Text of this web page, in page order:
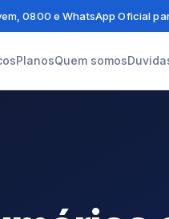
0800 e WhatsApp Oficial
PlanosQuem somos